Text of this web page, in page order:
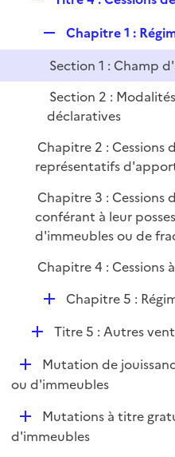
p
l
e
r
e
p
i
r
Chapitre 1 :
Section 1 : Champ
Section 2 :
déclaratives
Chapitre 2 : Cessions
représentatifs
Chapitre 3 : Cessions
conférant à leur
d'immeubles ou de
Chapitre 4 : Cessions
D
p
i
e
r
Chapitre 5 :
D
p
l
e
r
Titre 5 : Autres
D
é
i
Mutation de
ou d'immeubles
D
é
Mutations à titre
d'immeubles